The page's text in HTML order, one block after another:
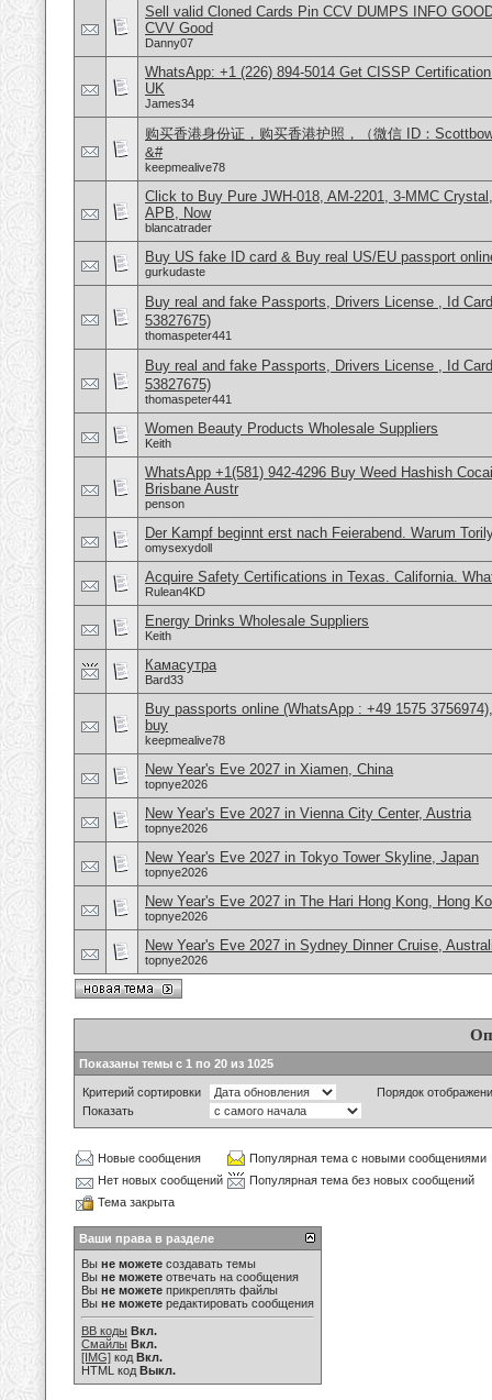
Sell valid Cloned Cards Pin CCV DUMPS INFO
CVV Good
Danny07
WhatsApp: +1 (226) 894-5014​ Get CISSP
UK
James34
购买香港身份证，购买香港护照，（微信 ID：
&#
keepmealive78
Click to Buy Pure JWH-018, AM-2201, 3-MMC
APB, Now
blancatrader
Buy US fake ID card & Buy real US/EU passport
gurkudaste
Buy real and fake Passports, Drivers License , Id
53827675)
thomaspeter441
Buy real and fake Passports, Drivers License , Id
53827675)
thomaspeter441
Women Beauty Products Wholesale Suppliers
Keith
WhatsApp +1(581) 942-4296 Buy Weed Hashish
Brisbane Austr
penson
Der Kampf beginnt erst nach Feierabend. Warum
omysexydoll
Acquire Safety Certifications in Texas. California.
Rulean4KD
Energy Drinks Wholesale Suppliers
Keith
Камасутра
Bard33
Buy passports online (WhatsApp : +49 1575
buy
keepmealive78
New Year's Eve 2027 in Xiamen, China
topnye2026
New Year's Eve 2027 in Vienna City Center, Austria
topnye2026
New Year's Eve 2027 in Tokyo Tower Skyline, Japan
topnye2026
New Year's Eve 2027 in The Hari Hong Kong, Hong
topnye2026
New Year's Eve 2027 in Sydney Dinner Cruise,
topnye2026
Показаны темы с 1 по 20 из 1025
Критерий сортировки
Порядок
Показать
Новые сообщения
Популярная тема с новыми сообщениями
Нет новых сообщений
Популярная тема без новых сообщений
Тема закрыта
Ваши права в разделе
Вы не можете создавать темы
Вы не можете отвечать на сообщения
Вы не можете прикреплять файлы
Вы не можете редактировать сообщения
BB коды Вкл.
Смайлы Вкл.
[IMG] код Вкл.
HTML код Выкл.